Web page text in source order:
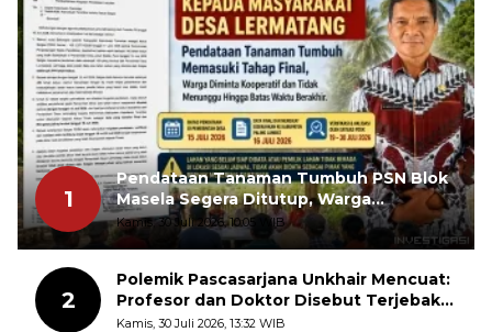
1
Pendataan Tanaman Tumbuh PSN Blok
Masela Segera Ditutup, Warga
Lermatang Diminta Tidak Menunda
Kamis, 30 Juli 2026, 10:05 WIB
2
Polemik Pascasarjana Unkhair Mencuat:
Profesor dan Doktor Disebut Terjebak
dalam Rutinitas Akademik Akhir Pekan
Kamis, 30 Juli 2026, 13:32 WIB